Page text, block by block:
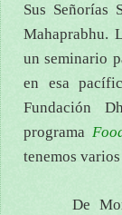
Sus Señorías
Mahaprabhu.
un seminario
en esa
Fundación
programa
tenemos
De